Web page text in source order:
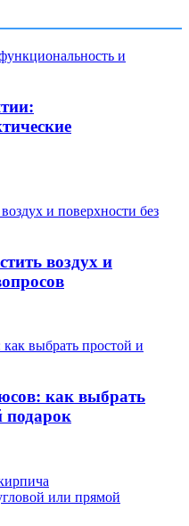
воздух и
как выбрать
подарок
или прямой